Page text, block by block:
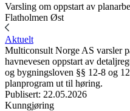
Varsling om oppstart av
Flatholmen Øst
Aktuelt
Multiconsult Norge AS varsler
havnevesen oppstart av
og bygningsloven §§ 12-8 og
planprogram ut til høring.
Publisert: 22.05.2026
Kunngjøring